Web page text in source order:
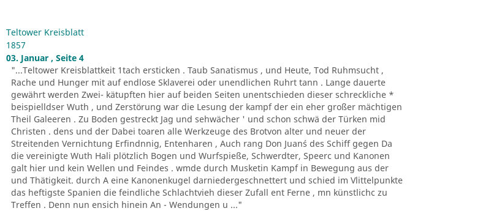
Teltower Kreisblatt
1857
03. Januar , Seite 4
"...Teltower Kreisblattkeit 1tach ersticken . Taub Sanatismus , und Heute, Tod Ruhmsucht ,
Rache und Hunger mit auf endlose Sklaverei oder unendlichen Ruhrt tann . Lange dauerte
gewährt werden Zwei- kätupften hier auf beiden Seiten unentschieden dieser schreckliche *
beispielldser Wuth , und Zerstörung war die Lesung der kampf der ein eher großer mächtigen
Theil Galeeren . Zu Boden gestreckt Jag und sehwächer ' und schon schwä der Türken mid
Christen . dens und der Dabei toaren alle Werkzeuge des Brotvon alter und neuer der
Streitenden Vernichtung Erfindnnig, Entenharen , Auch rang Don Juan´s des Schiff gegen Da
die vereinigte Wuth Hali plötzlich Bogen und Wurfspieße, Schwerdter, Speerc und Kanonen
galt hier und kein Wellen und Feindes . wmde durch Musketin Kampf in Bewegung aus der
und Thätigkeit. durch A eine Kanonenkugel darniedergeschnettert und schied im Vlittelpunkte
das heftigste Spanien die feindliche Schlachtvieh dieser Zufall ent Ferne , mn künstlichc zu
Treffen . Denn nun ensich hinein An - Wendungen u ..."